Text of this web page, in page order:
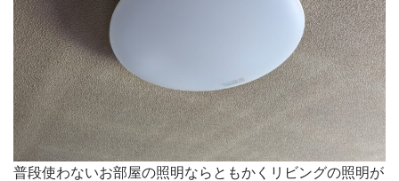
普段使わないお部屋の照明ならともかくリビングの照明が